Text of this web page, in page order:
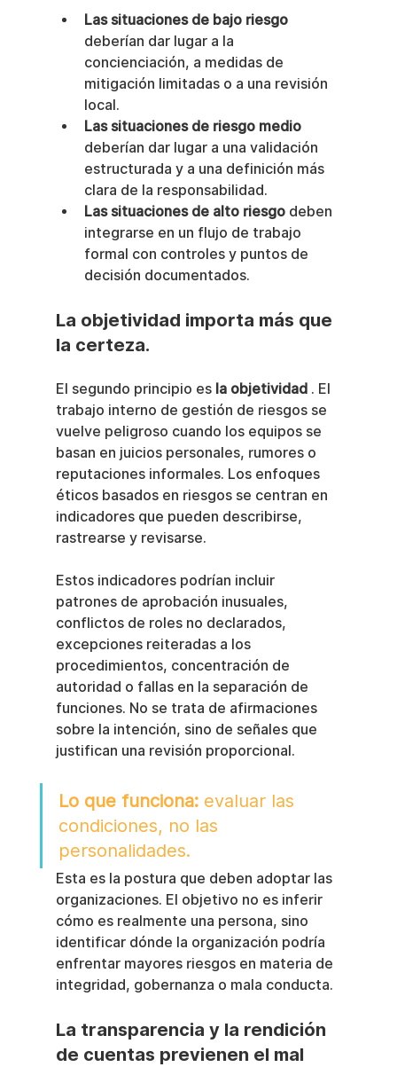
Las situaciones de bajo riesgo
deberían dar lugar a la
concienciación, a medidas de
mitigación limitadas o a una revisión
local.
Las situaciones de riesgo medio
deberían dar lugar a una validación
estructurada y a una definición más
clara de la responsabilidad.
Las situaciones de alto riesgo deben
integrarse en un flujo de trabajo
formal con controles y puntos de
decisión documentados.
La objetividad importa más que
la certeza.
El segundo principio es la objetividad . El
trabajo interno de gestión de riesgos se
vuelve peligroso cuando los equipos se
basan en juicios personales, rumores o
reputaciones informales. Los enfoques
éticos basados en riesgos se centran en
indicadores que pueden describirse,
rastrearse y revisarse.
Estos indicadores podrían incluir
patrones de aprobación inusuales,
conflictos de roles no declarados,
excepciones reiteradas a los
procedimientos, concentración de
autoridad o fallas en la separación de
funciones. No se trata de afirmaciones
sobre la intención, sino de señales que
justifican una revisión proporcional.
Lo que funciona: evaluar las
condiciones, no las
personalidades.
Esta es la postura que deben adoptar las
organizaciones. El objetivo no es inferir
cómo es realmente una persona, sino
identificar dónde la organización podría
enfrentar mayores riesgos en materia de
integridad, gobernanza o mala conducta.
La transparencia y la rendición
de cuentas previenen el mal